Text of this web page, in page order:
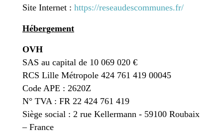
Site Internet : https://reseaudescommunes.fr/
Hébergement
OVH
SAS au capital de 10 069 020 €
RCS Lille Métropole 424 761 419 00045
Code APE : 2620Z
N° TVA : FR 22 424 761 419
Siège social : 2 rue Kellermann - 59100 Roubaix
– France